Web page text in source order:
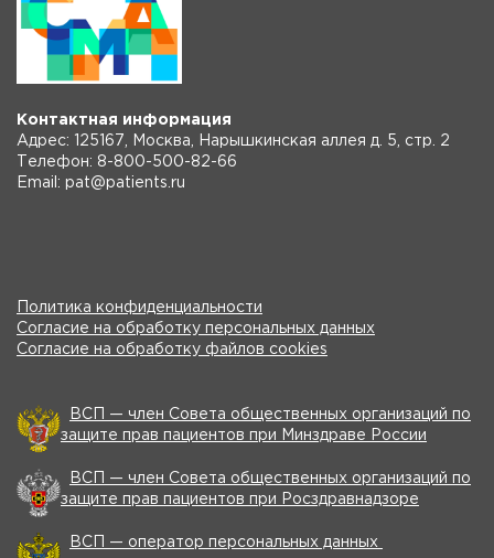
Контактная информация
Адрес: 125167, Москва, Нарышкинская аллея д. 5, стр. 2
Телефон: 8-800-500-82-66
Email: pat@patients.ru
Политика конфиденциальности
Согласие на обработку персональных данных
Согласие на обработку файлов cookies
ВСП — член Совета общественных организаций по
защите прав пациентов при Минздраве России
ВСП — член Совета общественных организаций по
защите прав пациентов при Росздравнадзоре
ВСП — оператор персональных данных